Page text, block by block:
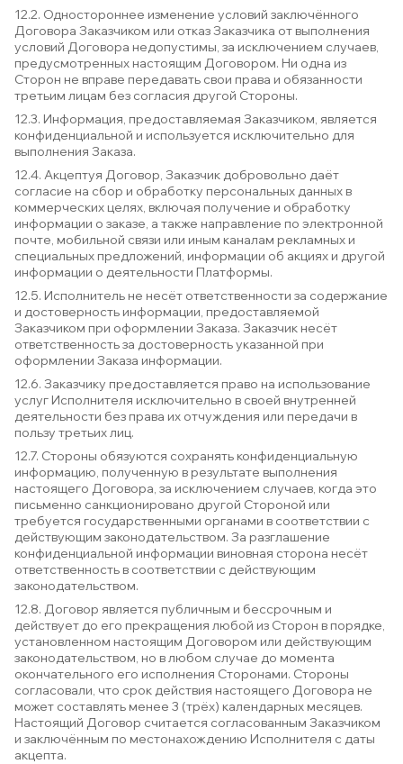
12.2. Одностороннее изменение условий заключённого
Договора Заказчиком или отказ Заказчика от выполнения
условий Договора недопустимы, за исключением случаев,
предусмотренных настоящим Договором. Ни одна из
Сторон не вправе передавать свои права и обязанности
третьим лицам без согласия другой Стороны.
12.3. Информация, предоставляемая Заказчиком, является
конфиденциальной и используется исключительно для
выполнения Заказа.
12.4. Акцептуя Договор, Заказчик добровольно даёт
согласие на сбор и обработку персональных данных в
коммерческих целях, включая получение и обработку
информации о заказе, а также направление по электронной
почте, мобильной связи или иным каналам рекламных и
специальных предложений, информации об акциях и другой
информации о деятельности Платформы.
12.5. Исполнитель не несёт ответственности за содержание
и достоверность информации, предоставляемой
Заказчиком при оформлении Заказа. Заказчик несёт
ответственность за достоверность указанной при
оформлении Заказа информации.
12.6. Заказчику предоставляется право на использование
услуг Исполнителя исключительно в своей внутренней
деятельности без права их отчуждения или передачи в
пользу третьих лиц.
12.7. Стороны обязуются сохранять конфиденциальную
информацию, полученную в результате выполнения
настоящего Договора, за исключением случаев, когда это
письменно санкционировано другой Стороной или
требуется государственными органами в соответствии с
действующим законодательством. За разглашение
конфиденциальной информации виновная сторона несёт
ответственность в соответствии с действующим
законодательством.
12.8. Договор является публичным и бессрочным и
действует до его прекращения любой из Сторон в порядке,
установленном настоящим Договором или действующим
законодательством, но в любом случае до момента
окончательного его исполнения Сторонами. Стороны
согласовали, что срок действия настоящего Договора не
может составлять менее 3 (трёх) календарных месяцев.
Настоящий Договор считается согласованным Заказчиком
и заключённым по местонахождению Исполнителя с даты
акцепта.